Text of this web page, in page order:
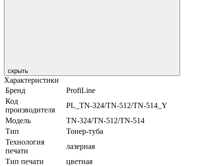
скрыть
Характеристики
Бренд
ProfiLine
Код
производителя
PL_TN-324/TN-512/TN-514_Y
Модель
TN-324/TN-512/TN-514
Тип
Тонер-туба
Технология
печати
лазерная
Тип печати
цветная